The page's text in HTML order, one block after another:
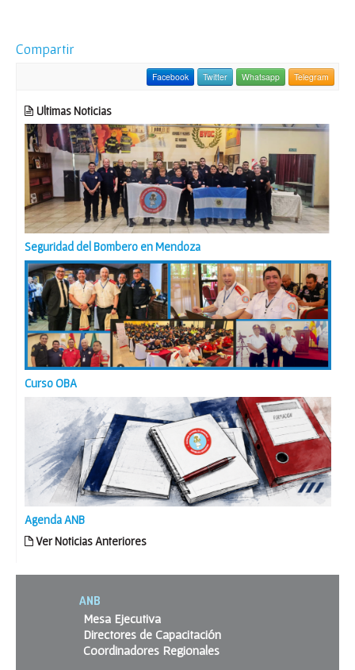
Compartir
Facebook Twitter Whatsapp Telegram
Ultimas Noticias
Seguridad del Bombero en Mendoza
Curso OBA
Agenda ANB
Ver Noticias Anteriores
ANB
Mesa Ejecutiva
Directores de Capacitación
Coordinadores Regionales